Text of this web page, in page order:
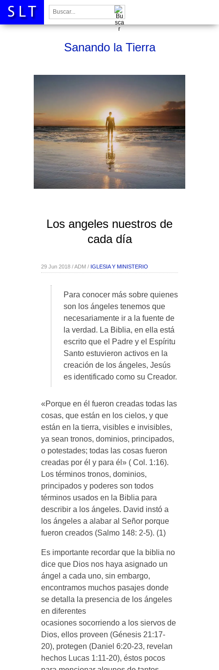
Buscar:
Sanando la Tierra
Los angeles nuestros de
cada día
29 Jun 2018 / ADM / IGLESIA Y MINISTERIO
Para conocer más sobre quienes
son los ángeles tenemos que
necesariamente ir a la fuente de
la verdad. La Biblia, en ella está
escrito que el Padre y el Espíritu
Santo estuvieron activos en la
creación de los ángeles, Jesús
es identificado como su Creador.
«Porque en él fueron creadas todas las
cosas, que están en los cielos, y que
están en la tierra, visibles e invisibles,
ya sean tronos, dominios, principados,
o potestades; todas las cosas fueron
creadas por él y para él» ( Col. 1:16).
Los términos tronos, dominios,
principados y poderes son todos
términos usados en la Biblia para
describir a los ángeles. David instó a
los ángeles a alabar al Señor porque
fueron creados (Salmo 148: 2-5). (1)
Es importante recordar que la biblia no
dice que Dios nos haya asignado un
ángel a cada uno, sin embargo,
encontramos muchos pasajes donde
se detalla la presencia de los ángeles
en diferentes
ocasiones socorriendo a los siervos de
Dios, ellos proveen (Génesis 21:17-
20), protegen (Daniel 6:20-23, revelan
hechos Lucas 1:11-20), éstos pocos